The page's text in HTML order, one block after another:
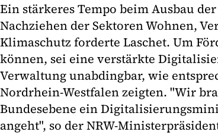
Ein stärkeres Tempo beim Ausbau
Nachziehen der Sektoren Wohnen,
Klimaschutz forderte Laschet. Um
können, sei eine verstärkte
Verwaltung unabdingbar, wie
Nordrhein-Westfalen zeigten. "Wir
Bundesebene ein
angeht", so der NRW-